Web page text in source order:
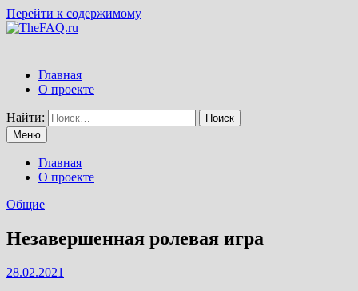
Перейти к содержимому
Главная
О проекте
Найти:
Меню
Главная
О проекте
Общие
Незавершенная ролевая игра
28.02.2021